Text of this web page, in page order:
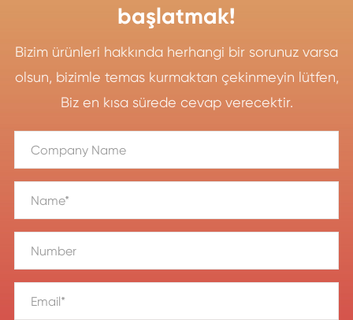
başlatmak!
Bizim ürünleri hakkında herhangi bir sorunuz varsa
olsun, bizimle temas kurmaktan çekinmeyin lütfen,
Biz en kısa sürede cevap verecektir.